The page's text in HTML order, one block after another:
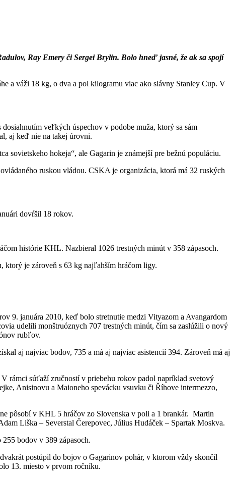
Ray Emery či Sergei Brylin. Bolo hneď jasné, že ak sa spojí
a váži 18 kg, o dva a pol kilogramu viac ako slávny Stanley Cup. V
veľkých úspechov v podobe muža, ktorý sa sám
aj keď nie na takej úrovni.
hokeja“, ale Gagarin je známejší pre bežnú populáciu.
ruskou vládou. CSKA je organizácia, ktorá má 32 ruských
dovŕšil 18 rokov.
histórie KHL. Nazbieral 1026 trestných minút v 358 zápasoch.
ktorý je zároveň s 63 kg najľahším hráčom ligy.
9. januára 2010, keď bolo stretnutie medzi Vityazom a Avangardom
udelili monštruóznych 707 trestných minút, čím sa zaslúžili o nový
rubľov.
aj najviac bodov, 735 a má aj najviac asistencií 394. Zároveň má aj
rámci súťaží zručností v priebehu rokov padol napríklad svetový
Anisinovu a Maioneho spevácku vsuvku či Říhove intermezzo,
pôsobí v KHL 5 hráčov zo Slovenska v poli a 1 brankár. Martin
Liška – Severstal Čerepovec, Július Hudáček – Spartak Moskva.
bodov v 389 zápasoch.
postúpil do bojov o Gagarinov pohár, v ktorom vždy skončil
13. miesto v prvom ročníku.